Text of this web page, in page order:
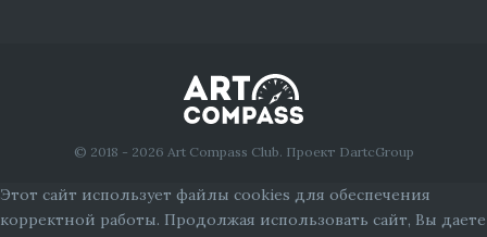
© 2018 - 2026 Art Compass Club. Проект DartcGroup
Этот сайт использует файлы cookies для обеспечения
корректной работы. Продолжая использовать сайт, Вы даете